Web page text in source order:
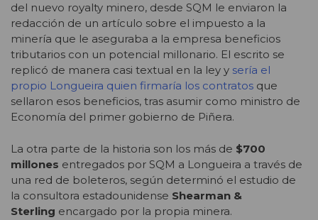
del nuevo royalty minero, desde SQM le enviaron la
redacción de un artículo sobre el impuesto a la
minería que le aseguraba a la empresa beneficios
tributarios con un potencial millonario. El escrito se
replicó de manera casi textual en la ley y sería el
propio Longueira quien firmaría los contratos que
sellaron esos beneficios, tras asumir como ministro de
Economía del primer gobierno de Piñera.
La otra parte de la historia son los más de $700
millones entregados por SQM a Longueira a través de
una red de boleteros, según determinó el estudio de
la consultora estadounidense Shearman &
Sterling encargado por la propia minera.